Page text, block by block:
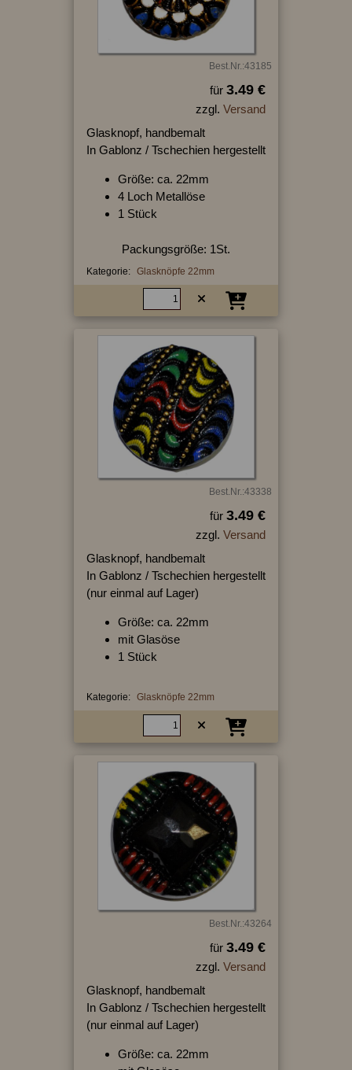
Best.Nr.:43185
für 3.49 €
zzgl. Versand
Glasknopf, handbemalt
In Gablonz / Tschechien hergestellt
Größe: ca. 22mm
4 Loch Metallöse
1 Stück
Packungsgröße: 1St.
Kategorie: Glasknöpfe 22mm
Best.Nr.:43338
für 3.49 €
zzgl. Versand
Glasknopf, handbemalt
In Gablonz / Tschechien hergestellt
(nur einmal auf Lager)
Größe: ca. 22mm
mit Glasöse
1 Stück
Kategorie: Glasknöpfe 22mm
Best.Nr.:43264
für 3.49 €
zzgl. Versand
Glasknopf, handbemalt
In Gablonz / Tschechien hergestellt
(nur einmal auf Lager)
Größe: ca. 22mm